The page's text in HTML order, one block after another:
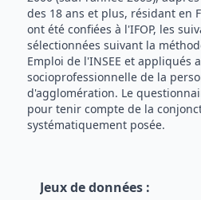
des 18 ans et plus, résidant en
ont été confiées à l'IFOP, les
sélectionnées suivant la
Emploi de l'INSEE et appliqués
socioprofessionnelle de la
d'agglomération. Le
pour tenir compte de la
systématiquement posée.
Jeux de données :